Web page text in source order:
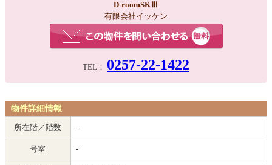
D-roomSKⅢ
有限会社イッケン
TEL： 0257-22-1422
物件詳細情報
所在階／階数 -
号室 -